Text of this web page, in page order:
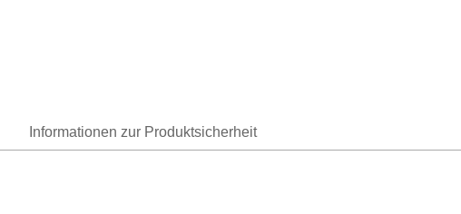
Informationen zur Produktsicherheit